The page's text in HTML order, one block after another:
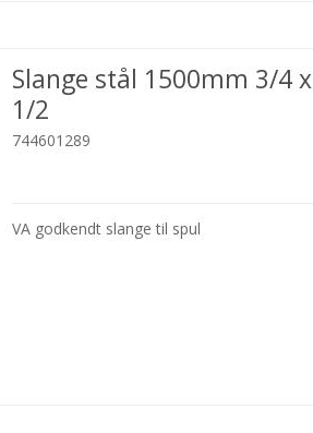
Slange stål 1500mm 3/4 x
1/2
744601289
VA godkendt slange til spul